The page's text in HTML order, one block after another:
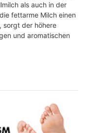
als auch in der
fettarme Milch einen
sorgt der höhere
und aromatischen